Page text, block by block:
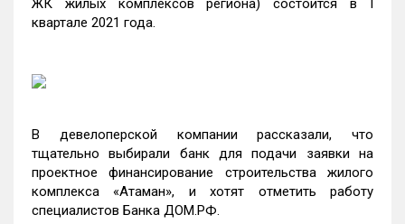
ЖК жилых комплексов региона) состоится в I
квартале 2021 года.
В девелоперской компании рассказали, что
тщательно выбирали банк для подачи заявки на
проектное финансирование строительства жилого
комплекса «Атаман», и хотят отметить работу
специалистов Банка ДОМ.РФ.